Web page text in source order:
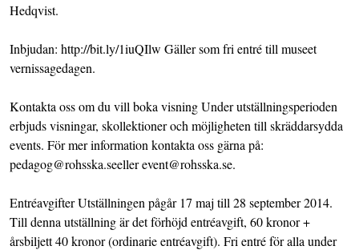
Hedqvist.
Inbjudan: http://bit.ly/1iuQIlw Gäller som fri entré till museet
vernissagedagen.
Kontakta oss om du vill boka visning Under utställningsperioden
erbjuds visningar, skollektioner och möjligheten till skräddarsydda
events. För mer information kontakta oss gärna på:
pedagog@rohsska.seeller event@rohsska.se.
Entréavgifter Utställningen pågår 17 maj till 28 september 2014.
Till denna utställning är det förhöjd entréavgift, 60 kronor +
årsbiljett 40 kronor (ordinarie entréavgift). Fri entré för alla under